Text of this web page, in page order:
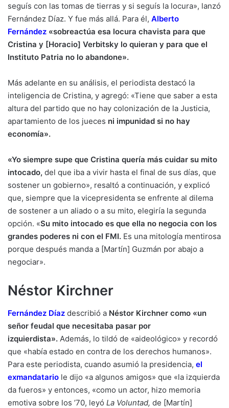
seguís con las tomas de tierras y si seguís la locura», lanzó
Fernández Díaz. Y fue más allá. Para él, Alberto
Fernández «sobreactúa esa locura chavista para que
Cristina y [Horacio] Verbitsky lo quieran y para que el
Instituto Patria no lo abandone».
Más adelante en su análisis, el periodista destacó la
inteligencia de Cristina, y agregó: «Tiene que saber a esta
altura del partido que no hay colonización de la Justicia,
apartamiento de los jueces ni impunidad si no hay
economía».
«Yo siempre supe que Cristina quería más cuidar su mito
intocado, del que iba a vivir hasta el final de sus días, que
sostener un gobierno», resaltó a continuación, y explicó
que, siempre que la vicepresidenta se enfrente al dilema
de sostener a un aliado o a su mito, elegiría la segunda
opción. «Su mito intocado es que ella no negocia con los
grandes poderes ni con el FMI. Es una mitología mentirosa
porque después manda a [Martín] Guzmán por abajo a
negociar».
Néstor Kirchner
Fernández Díaz describió a Néstor Kirchner como «un
señor feudal que necesitaba pasar por
izquierdista». Además, lo tildó de «aideológico» y recordó
que «había estado en contra de los derechos humanos».
Para este periodista, cuando asumió la presidencia, el
exmandatario le dijo «a algunos amigos» que «la izquierda
da fueros» y entonces, «como un actor, hizo memoria
emotiva sobre los ’70, leyó La Voluntad, de [Martín]